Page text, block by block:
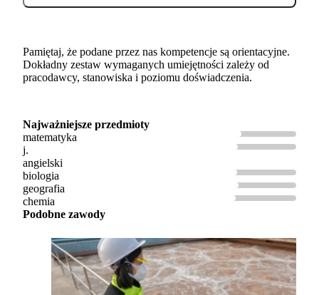
Pamiętaj, że podane przez nas kompetencje są orientacyjne.
Dokładny zestaw wymaganych umiejętności zależy od
pracodawcy, stanowiska i poziomu doświadczenia.
Najważniejsze przedmioty
matematyka
j.
angielski
biologia
geografia
chemia
Podobne zawody